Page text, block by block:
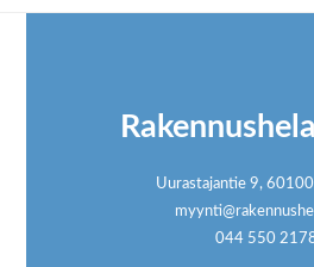
Uurastajantie 9,
044 550